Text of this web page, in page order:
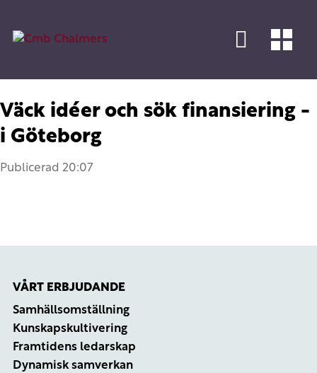
Väck idéer och sök finansiering -
i Göteborg
Publicerad 20:07
VÅRT ERBJUDANDE
Samhällsomställning
Kunskapskultivering
Framtidens ledarskap
Dynamisk samverkan